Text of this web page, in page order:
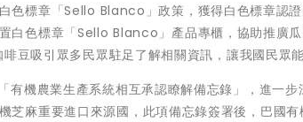
色標章「Sello Blanco」政策，獲得白色標章認
白色標章「Sello Blanco」產品專櫃，協助推廣
豆吸引眾多民眾駐足了解相關資訊，讓我國民眾
有機農業生產系統相互承認瞭解備忘錄」，進一
芝麻重要進口來源國，此項備忘錄簽署後，巴國